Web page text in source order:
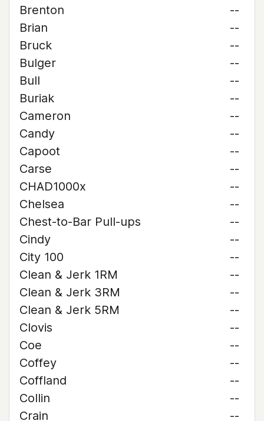
Brenton
--
Brian
--
Bruck
--
Bulger
--
Bull
--
Buriak
--
Cameron
--
Candy
--
Capoot
--
Carse
--
CHAD1000x
--
Chelsea
--
Chest-to-Bar Pull-ups
--
Cindy
--
City 100
--
Clean & Jerk 1RM
--
Clean & Jerk 3RM
--
Clean & Jerk 5RM
--
Clovis
--
Coe
--
Coffey
--
Coffland
--
Collin
--
Crain
--